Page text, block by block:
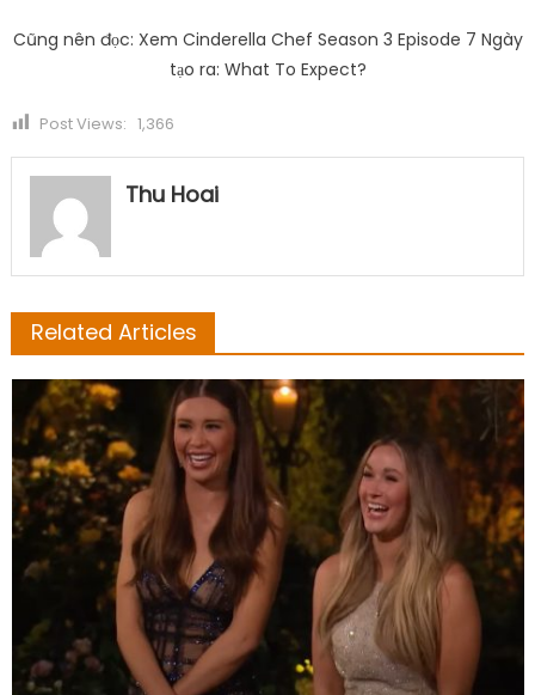
Cũng nên đọc: Xem Cinderella Chef Season 3 Episode 7 Ngày
tạo ra: What To Expect?
Post Views: 1,366
Thu Hoai
Related Articles